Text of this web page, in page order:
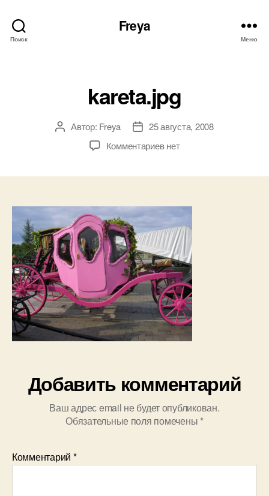
Поиск
Freya
Меню
kareta.jpg
АвторАвтор: Freya
Дата25 августа, 2008
Комментариевк
нет
Добавить комментарий
Ваш адрес email не будет опубликован.
Обязательные поля помечены *
Комментарий *